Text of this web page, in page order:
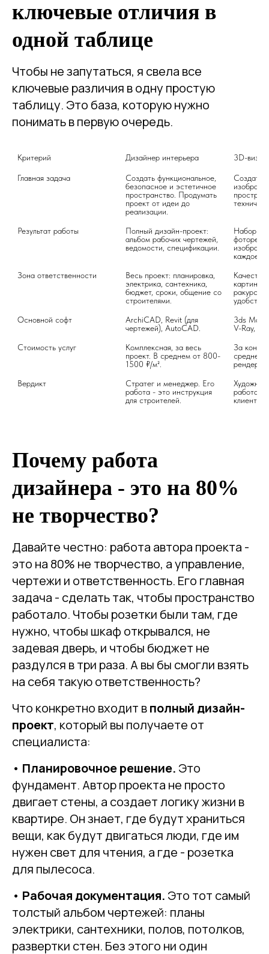
ключевые отличия в
одной таблице
Чтобы не запутаться, я свела все
ключевые различия в одну простую
таблицу. Это база, которую нужно
понимать в первую очередь.
Критерий Дизайнер интерьера 3D-
Главная задача
Создать функциональное,
безопасное и эстетичное
пространство. Продумать
проект от идеи до
реализации.
Создать
Результат работы
Полный дизайн-проект:
альбом рабочих чертежей,
ведомости, спецификации.
Набор
каждое
Зона ответственности
Весь проект: планировка,
электрика, сантехника,
бюджет, сроки, общение со
строителями.
Качество
ракурсы.
удобство
Основной софт
ArchiCAD, Revit (для
чертежей), AutoCAD.
3ds Max,
V-Ray,
Стоимость услуг
Комплексная, за весь
проект. В среднем от 800-
1500 ₽/м².
За
среднем
рендер
Вердикт
Стратег и менеджер. Его
работа - это инструкция
для строителей.
Художник
работа -
Почему работа
дизайнера - это на 80%
не творчество?
Давайте честно: работа автора проекта -
это на 80% не творчество, а управление,
чертежи и ответственность. Его главная
задача - сделать так, чтобы пространство
работало. Чтобы розетки были там, где
нужно, чтобы шкаф открывался, не
задевая дверь, и чтобы бюджет не
раздулся в три раза. А вы бы смогли взять
на себя такую ответственность?
Что конкретно входит вполный дизайн-
проект, который вы получаете от
специалиста:
• Планировочное решение. Это
фундамент. Автор проекта не просто
двигает стены, а создает логику жизни в
квартире. Он знает, где будут храниться
вещи, как будут двигаться люди, где им
нужен свет для чтения, а где - розетка
для пылесоса.
• Рабочая документация. Это тот самый
толстый альбом чертежей: планы
электрики, сантехники, полов, потолков,
развертки стен. Без этого ни один